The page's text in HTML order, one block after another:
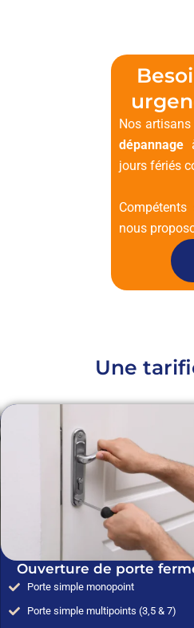
Nos
dépannageà
jours fériés
Compétents
nous
Une
Ouverture de porte
Porte simple monopoint
Porte simple multipoints (3,5 & 7)